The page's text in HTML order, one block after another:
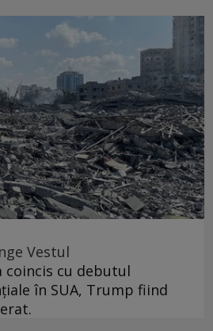
Vestul
coincis cu debutul
în SUA, Trump fiind